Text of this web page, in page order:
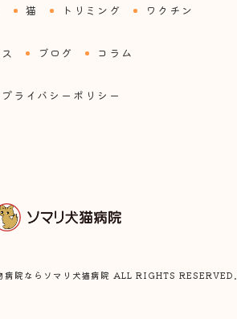
猫 トリミング ワクチン
ブログ コラム
プライバシーポリシー
院ならソマリ犬猫病院 ALL RIGHTS RESERVED.